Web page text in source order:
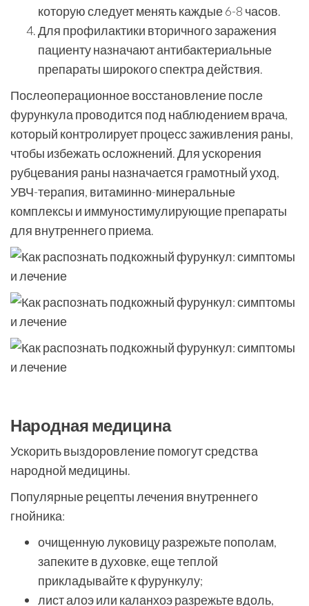
которую следует менять каждые 6-8 часов.
Для профилактики вторичного заражения
пациенту назначают антибактериальные
препараты широкого спектра действия.
Послеоперационное восстановление после
фурункула проводится под наблюдением врача,
который контролирует процесс заживления раны,
чтобы избежать осложнений. Для ускорения
рубцевания раны назначается грамотный уход,
УВЧ-терапия, витаминно-минеральные
комплексы и иммуностимулирующие препараты
для внутреннего приема.
Народная медицина
Ускорить выздоровление помогут средства
народной медицины.
Популярные рецепты лечения внутреннего
гнойника:
очищенную луковицу разрежьте пополам,
запеките в духовке, еще теплой
прикладывайте к фурункулу;
лист алоэ или каланхоэ разрежьте вдоль,